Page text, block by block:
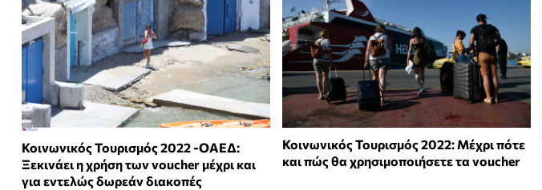
Κοινωνικός Τουρισμός 2022 -ΟΑΕΔ:
Ξεκινάει η χρήση των voucher μέχρι και
για εντελώς δωρεάν διακοπές
Κοινωνικός Τουρισμός 2022: Μέχρι πότε
και πώς θα χρησιμοποιήσετε τα voucher